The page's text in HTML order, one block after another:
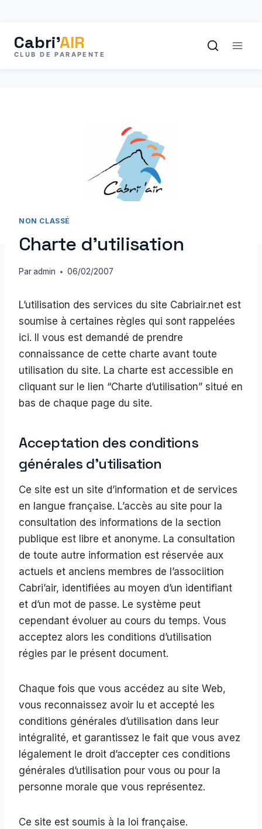
contenu
NON CLASSÉ
Charte d’utilisation
Paradmin 06/02/2007
L’utilisation des services du site Cabriair.net est
soumise à certaines règles qui sont rappelées
ici. Il vous est demandé de prendre
connaissance de cette charte avant toute
utilisation du site. La charte est accessible en
cliquant sur le lien “Charte d’utilisation” situé en
bas de chaque page du site.
Acceptation des conditions
générales d’utilisation
Ce site est un site d’information et de services
en langue française. L’accès au site pour la
consultation des informations de la section
publique est libre et anonyme. La consultation
de toute autre information est réservée aux
actuels et anciens membres de l’associition
Cabri’air, identifiées au moyen d’un identifiant
et d’un mot de passe. Le système peut
cependant évoluer au cours du temps. Vous
acceptez alors les conditions d’utilisation
régies par le présent document.
Chaque fois que vous accédez au site Web,
vous reconnaissez avoir lu et accepté les
conditions générales d’utilisation dans leur
intégralité, et garantissez le fait que vous avez
légalement le droit d’accepter ces conditions
générales d’utilisation pour vous ou pour la
personne morale que vous représentez.
Ce site est soumis à la loi française.